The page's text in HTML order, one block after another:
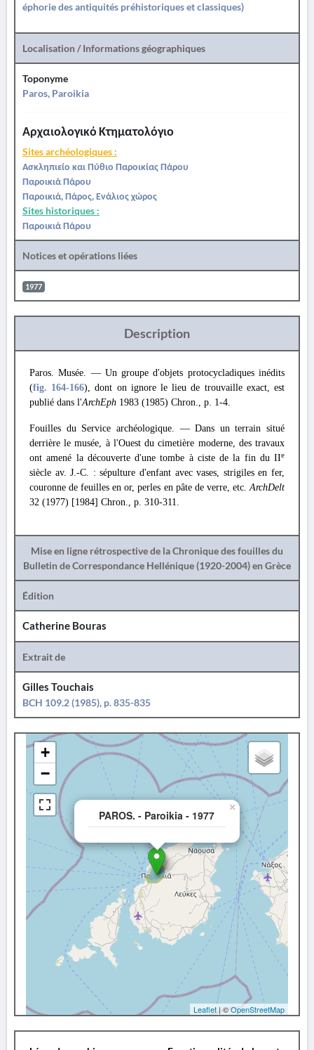
éphorie des antiquités préhistoriques et classiques)
Localisation / Informations géographiques
Toponyme
Paros, Paroikia
Αρχαιολογικό Κτηματολόγιο
Sites archéologiques :
Ασκληπιείο και Πύθιο Παροικίας Πάρου
Παροικιά Πάρου
Παροικιά, Πάρος, Ενάλιος χώρος
Sites historiques :
Παροικιά Πάρου
Notices et opérations liées
1977
Description
Paros. Musée. — Un groupe d'objets protocycladiques inédits
(fig. 164-166), dont on ignore le lieu de trouvaille exact, est
publié dans l'ArchEph 1983 (1985) Chron., p. 1-4.
Fouilles du Service archéologique. — Dans un terrain situé
derrière le musée, à l'Ouest du cimetière moderne, des travaux
ont amené la découverte d'une tombe à ciste de la fin du IIe
siècle av. J.-C. : sépulture d'enfant avec vases, strigiles en fer,
couronne de feuilles en or, perles en pâte de verre, etc.ArchDelt
32 (1977) [1984] Chron., p. 310-311.
Mise en ligne rétrospective de la Chronique des fouilles du
Bulletin de Correspondance Hellénique (1920-2004) en Grèce
Édition
Catherine Bouras
Extrait de
Gilles Touchais
BCH 109.2 (1985), p. 835-835
PAROS. - Paroikia - 1977
×
+
−
Leaflet| ©OpenStreetMap